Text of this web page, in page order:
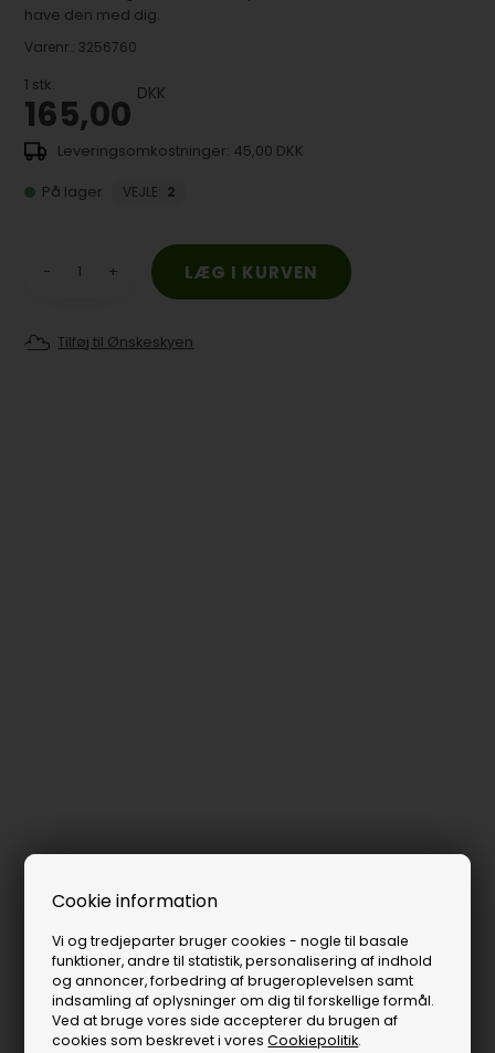
Cookie information
Vi og tredjeparter bruger cookies - nogle til basale
funktioner, andre til statistik, personalisering af indhold
og annoncer, forbedring af brugeroplevelsen samt
indsamling af oplysninger om dig til forskellige formål.
Ved at bruge vores side accepterer du brugen af
cookies som beskrevet i voresCookiepolitik.
have den med dig.
Varenr.: 3256760
1 stk.
165,00 DKK
45,00 DKK
På lager
VEJLE: 2
- +
Tilføj til Ønskeskyen